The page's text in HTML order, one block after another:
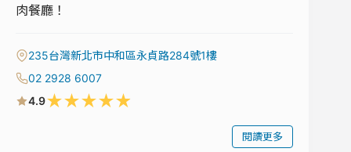
肉餐廳！
235台灣新北市中和區永貞路284號1樓
02 2928 6007
4.9★★★★★
閱讀更多